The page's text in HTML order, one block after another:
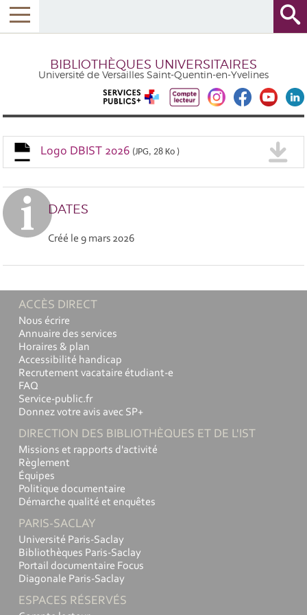
BIBLIOTHÈQUES UNIVERSITAIRES
Université de Versailles Saint-Quentin-en-Yvelines
Logo DBIST 2026 (JPG, 28 Ko )
DATES
Créé le9 mars 2026
ACCÈS DIRECT
Nous écrire
Annuaire des services
Horaires & plan
Accessibilité handicap
Recrutement vacataire étudiant-e
FAQ
Service-public.fr
Donnez votre avis avec SP+
DIRECTION DES BIBLIOTHÈQUES ET DE L'IST
Missions et rapports d'activité
Règlement
Équipes
Politique documentaire
Démarche qualité et enquêtes
PARIS-SACLAY
Université Paris-Saclay
Bibliothèques Paris-Saclay
Portail documentaire Focus
Diagonale Paris-Saclay
ESPACES RÉSERVÉS